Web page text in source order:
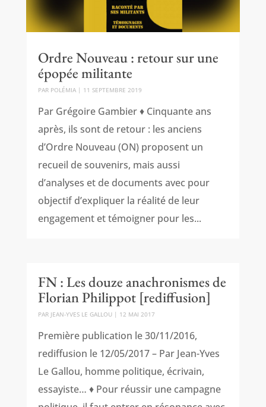
Ordre Nouveau : retour sur une
épopée militante
PAR POLÉMIA| 11 SEPTEMBRE 2019
Par Grégoire Gambier ♦ Cinquante ans
après, ils sont de retour : les anciens
d’Ordre Nouveau (ON) proposent un
recueil de souvenirs, mais aussi
d’analyses et de documents avec pour
objectif d’expliquer la réalité de leur
engagement et témoigner pour les...
FN : Les douze anachronismes de
Florian Philippot [rediffusion]
PAR JEAN-YVES LE GALLOU| 12 MAI 2017
Première publication le 30/11/2016,
rediffusion le 12/05/2017 – Par Jean-Yves
Le Gallou, homme politique, écrivain,
essayiste… ♦ Pour réussir une campagne